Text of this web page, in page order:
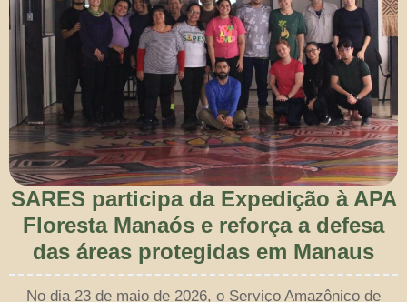
SARES participa da Expedição à APA
Floresta Manaós e reforça a defesa
das áreas protegidas em Manaus
No dia 23 de maio de 2026, o Serviço Amazônico de